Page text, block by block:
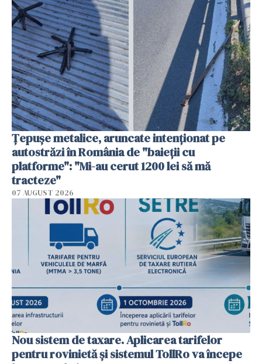
Țepușe metalice, aruncate intenționat pe
autostrăzi în România de "baieții cu
platforme": "Mi-au cerut 1200 lei să mă
tracteze"
07 AUGUST 2026
Nou sistem de taxare. Aplicarea tarifelor
pentru rovinietă şi sistemul TollRo va începe